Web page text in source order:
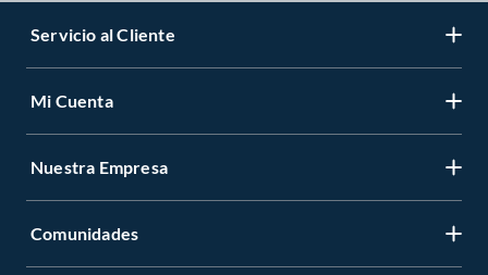
Servicio al Cliente
Mi Cuenta
Nuestra Empresa
Comunidades